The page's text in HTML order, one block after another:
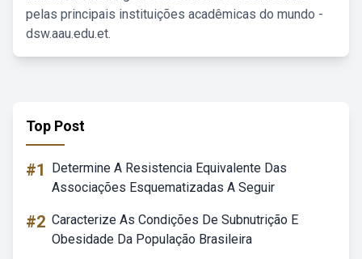
pelas principais instituições acadêmicas do mundo -
dsw.aau.edu.et.
Top Post
#1
Determine A Resistencia Equivalente Das
Associações Esquematizadas A Seguir
#2 Caracterize As Condições De Subnutrição E
Obesidade Da População Brasileira